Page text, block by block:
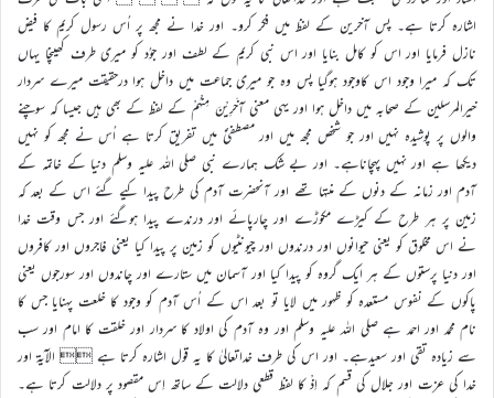
اشارہ کرتا ہے۔ پس آخرین کے لفظ میں فکر کرو۔ اور خدا نے مجھ پر اُس رسول کریم کا فیض
نازل فرمایا اور اس کو کامل بنایا اور اس نبی کریم کے لطف اور جوُد کو میری طرف کھینچا یہاں
تک کہ میرا وجود اس کاوجود ہوگیا پس وہ جو میری جماعت میں داخل ہوا درحقیقت میرے سردار
خیرالمرسلین کے صحابہ میں داخل ہوا اور یہی معنی آخَرِیْنَ مِنْہُمْ کے لفظ کے بھی ہیں جیسا کہ سوچنے
والوں پر پوشیدہ نہیں اور جو شخص مجھ میں اور مصطفیٰؐ میں تفریق کرتا ہے اُس نے مجھ کو نہیں
دیکھا ہے اور نہیں پہچاناہے۔ اور بے شک ہمارے نبی صلی اللہ علیہ وسلم دنیا کے خاتمہ کے
آدم اور زمانہ کے دنوں کے منتہا تھے اور آنحضرت آدم کی طرح پیدا کیے گئے اس کے بعد کہ
زمین پر ہر طرح کے کیڑے مکوڑے اور چارپائے اور درندے پیدا ہوگئے اور جس وقت خدا
نے اس مخلوق کو یعنی حیوانوں اور درندوں اور چیونٹیوں کو زمین پر پیدا کیا یعنی فاجروں اور کافروں
اور دنیا پرستوں کے ہر ایک گروہ کو پیدا کیا اور آسمان میں ستارے اور چاندوں اور سورجوں یعنی
پاکوں کے نفوس مستعدہ کو ظہور میں لایا تو بعد اس کے اُس آدم کو وجود کا خلعت پہنایا جس کا
نام محمد اور احمد ہے صلی اللہ علیہ وسلم اور وہ آدم کی اولاد کا سردار اور خلقت کا امام اور سب
سے زیادہ تقی اور سعیدہے۔ اور اس کی طرف خداتعالیٰ کا یہ قول اشارہ کرتا ہے  الآیۃ اور
خدا کی عزت اور جلال کی قسم کہ اِذْ کا لفظ قطعی دلالت کے ساتھ اِس مقصود پر دلالت کرتا ہے۔